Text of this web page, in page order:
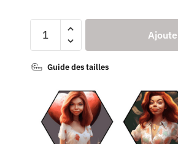
Guide des tailles